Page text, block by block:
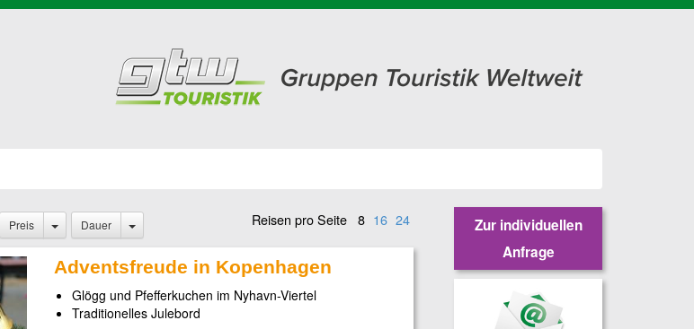
Preis Dauer Reisen pro Seite 8 16 24
Adventsfreude in Kopenhagen
Glögg und Pfefferkuchen im Nyhavn-Viertel
Traditionelles Julebord
Zur individuellen
Anfrage